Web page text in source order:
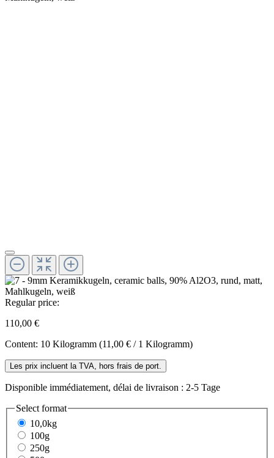
Regular price:
110,00 €
Content: 10 Kilogramm (11,00 € / 1 Kilogramm)
Les prix incluent la TVA, hors frais de port.
Disponible immédiatement, délai de livraison : 2-5 Tage
Select format
10,0kg
100g
250g